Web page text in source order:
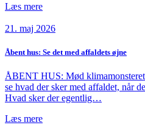
Læs mere
21. maj 2026
Åbent hus: Se det med affaldets øjne
ÅBENT HUS: Mød
se hvad der sker med affaldet, når
Hvad sker der egentlig…
Læs mere